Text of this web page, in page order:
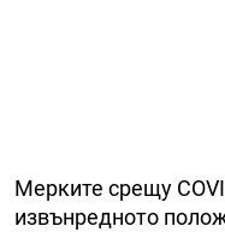
Мерките срещу
извънредното